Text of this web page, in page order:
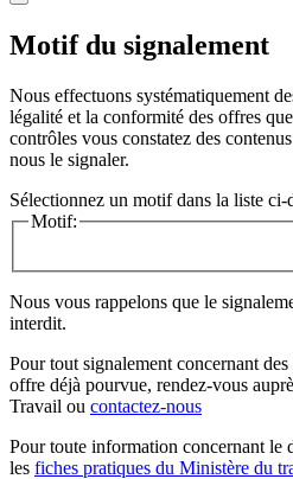
Motif du signalement
Nous effectuons systématiquement
légalité et la conformité des offres
contrôles vous constatez des
nous le signaler.
Sélectionnez un motif dans la liste ci-
Motif:
Nous vous rappelons que le
interdit.
Pour tout signalement concernant des
offre déjà pourvue, rendez-vous
Travail ou contactez-nous
Pour toute information concernant le
les fiches pratiques du Ministère du